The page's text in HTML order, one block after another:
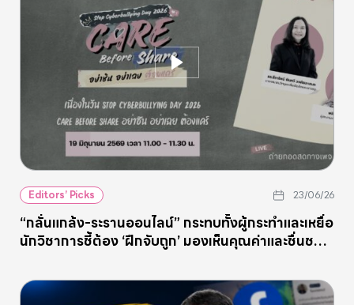
Editors’ Picks 23/06/26
“กลั่นแกล้ง-ระรานออนไลน์” กระทบทั้งผู้กระทำและเหยื่อ
นักวิชาการชี้ต้อง ‘ฝึกจับถูก’ มองเห็นคุณค่าและชื่นชม